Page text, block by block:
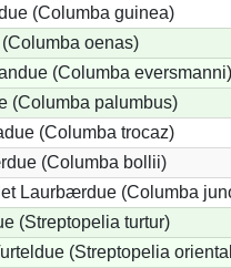
(Columba guinea)
oenas)
(Columba eversmanni)
(Columba palumbus)
(Columba trocaz)
(Columba bollii)
Laurbærdue (Columba
(Streptopelia turtur)
(Streptopelia